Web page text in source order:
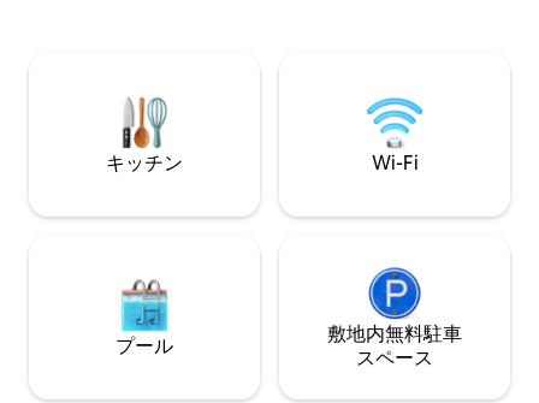
でです。 22時以
い。
キッチン Wi-Fi
プール
敷地内無料駐⁠車
ス⁠ペ⁠ー⁠ス